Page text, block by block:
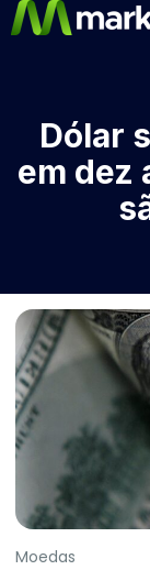
Dólar
em dez
Moedas